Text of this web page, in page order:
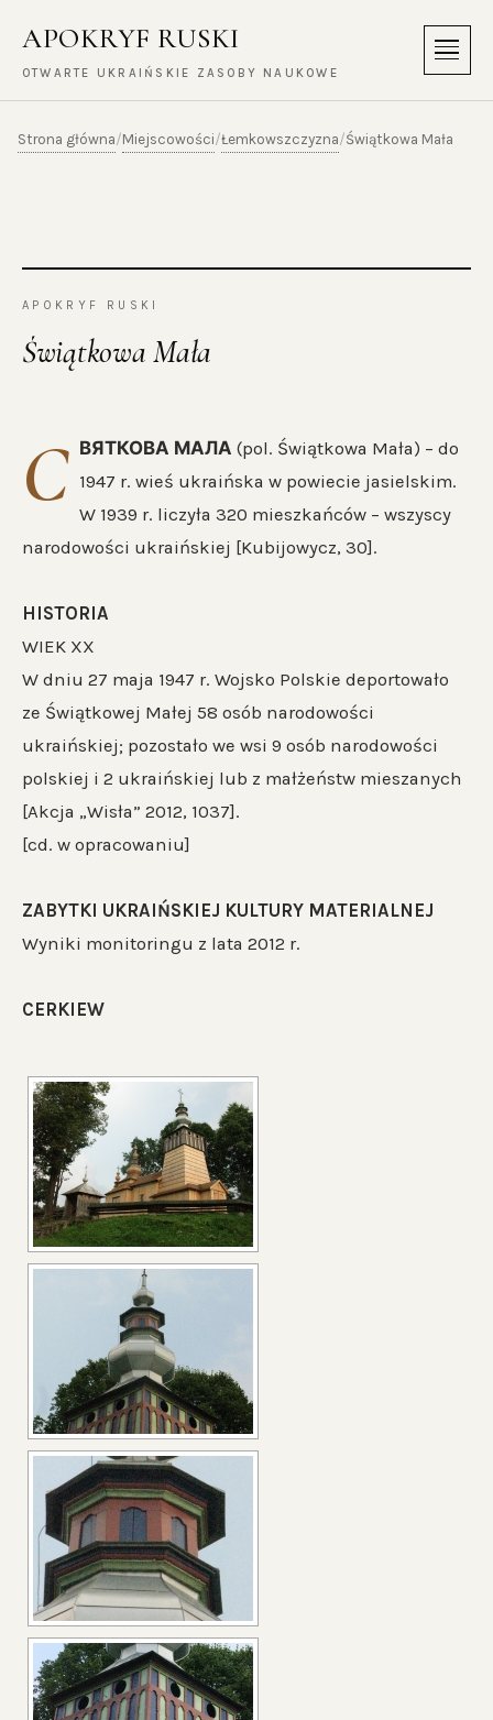
APOKRYF RUSKI
OTWARTE UKRAIŃSKIE ZASOBY NAUKOWE
Menu
Strona główna/Miejscowości/Łemkowszczyzna/Świątkowa Mała
APOKRYF RUSKI
Świątkowa Mała
С ВЯТКОВА МАЛА (pol. Świątkowa Mała) – do
1947 r. wieś ukraińska w powiecie jasielskim.
W 1939 r. liczyła 320 mieszkańców – wszyscy
narodowości ukraińskiej [Kubijowycz, 30].
HISTORIA
WIEK XX
W dniu 27 maja 1947 r. Wojsko Polskie deportowało
ze Świątkowej Małej 58 osób narodowości
ukraińskiej; pozostało we wsi 9 osób narodowości
polskiej i 2 ukraińskiej lub z małżeństw mieszanych
[Akcja „Wisła” 2012, 1037].
[cd. w opracowaniu]
ZABYTKI UKRAIŃSKIEJ KULTURY MATERIALNEJ
Wyniki monitoringu z lata 2012 r.
CERKIEW